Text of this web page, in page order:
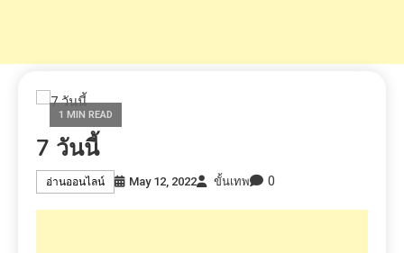
1 MIN READ
7 วันนี้
อ่านออนไลน์ May 12, 2022 ขั้นเทพ 0